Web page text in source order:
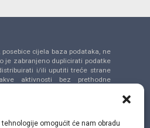
omogućit će nam obradu
cijela baza podataka, ne
je zabranjeno duplicirati podatke
i/ili uputiti treće strane
aktivnosti bez prethodne